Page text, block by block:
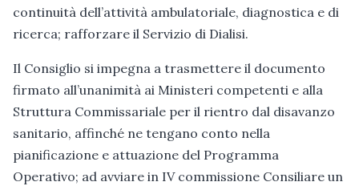
continuità dell’attività ambulatoriale, diagnostica e di
ricerca; rafforzare il Servizio di Dialisi.
Il Consiglio si impegna a trasmettere il documento
firmato all’unanimità ai Ministeri competenti e alla
Struttura Commissariale per il rientro dal disavanzo
sanitario, affinché ne tengano conto nella
pianificazione e attuazione del Programma
Operativo; ad avviare in IV commissione Consiliare un